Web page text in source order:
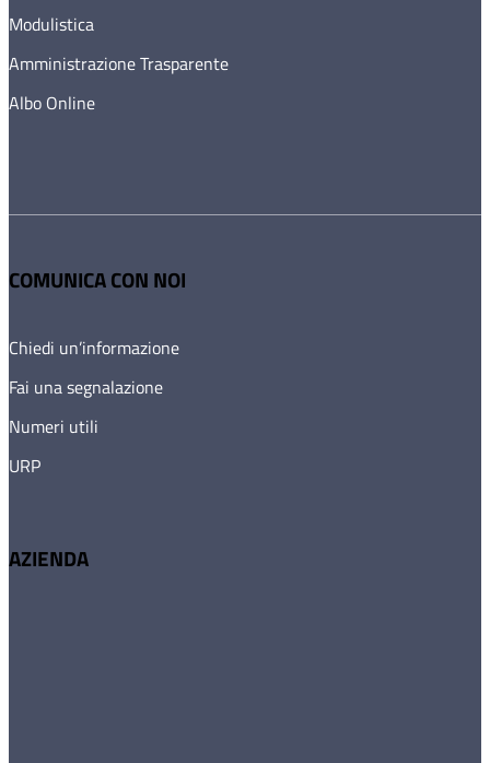
Modulistica
Amministrazione Trasparente
Albo Online
COMUNICA CON NOI
Chiedi un’informazione
Fai una segnalazione
Numeri utili
URP
AZIENDA